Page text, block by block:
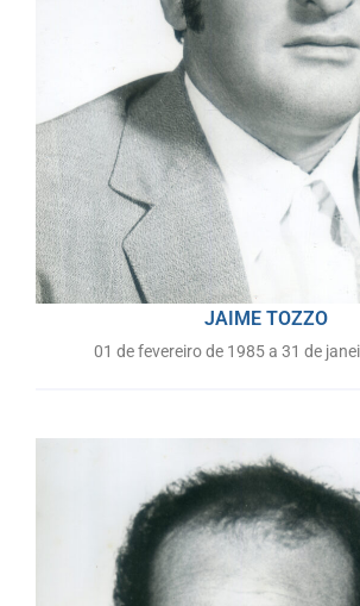
JAIME TOZZO
01 de fevereiro de 1985 a 31 de